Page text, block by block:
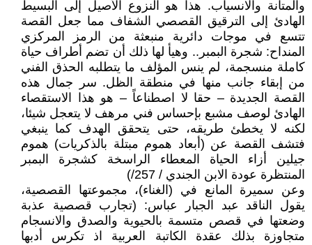
والمتانة والانسياب. هذا هو النزوع الأصيل إلى البسيط
الهادئ إلى الترقيق القصصي الشفاف مما جعل القصة
تتسع في موجات دائرية منبعثة من الرمز المركزي
المنداح: شجرة البمبر.. وهيأ لها ذلك أن تضم أطراف حياة
كاملة منسجمة، لم ينس المؤلف ما يتطلبه الحذق الفني
من إبقاء جانب منها في منطقة الظل. سر جمال هذه
القصة الجديدة – حقا لا اصطناعاً – هو هذا الاستقصاء
الهادئ لوصف مشبع بإحساس فني مرهف لا يتعجل شيئا،
لكنه لا يخطئ طريقه، حتى يتحقق الهدف كما ينبغي
فتشف القصة عن (أبعاد هموم مبتلة بالذكريات) هموم
جيلين أزاء الحياة المعطاء الراسخة كشجرة البمبر
المنتظرة عودة الابن الجندي / 257/)
وعن سميرة المانع في (الغناء)، مجموعتها القصصية،
يقول الناقد عبد الجبار عباس: (تجارب قصصية عذبة
وضعتها في قصص متسمة بالحيوية والصدق والانسجام
متجاوزة بذلك عقدة الكاتبة العربية اذ تكرس أدبها